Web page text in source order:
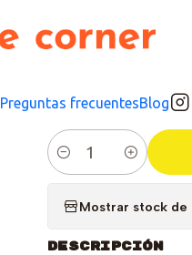
Preguntas frecuentesBlog
Derby
Cantidad
Mostrar stock de
DESCRIPCIÓN